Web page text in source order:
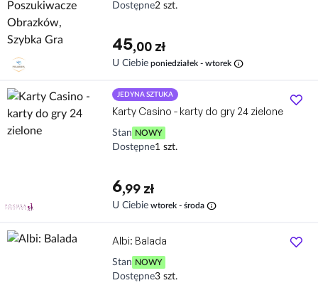
Dostępne2 szt.
45,00 zł
U Ciebie poniedziałek - wtorek info
JEDYNA SZTUKA
Karty Casino - karty do gry 24 zielone
Stan NOWY
Dostępne1 szt.
6,99 zł
U Ciebie wtorek - środa info
Albi: Balada
Stan NOWY
Dostępne3 szt.